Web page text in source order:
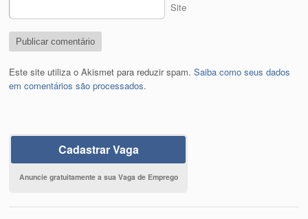
Site
Este site utiliza o Akismet para reduzir spam.Saiba como seus dados
em comentários são processados.
Cadastrar Vaga
Anuncie gratuitamente a sua Vaga de Emprego